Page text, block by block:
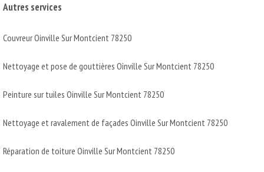
Autres services
Couvreur Oinville Sur Montcient 78250
Nettoyage et pose de gouttières Oinville Sur Montcient 78250
Peinture sur tuiles Oinville Sur Montcient 78250
Nettoyage et ravalement de façades Oinville Sur Montcient 78250
Réparation de toiture Oinville Sur Montcient 78250